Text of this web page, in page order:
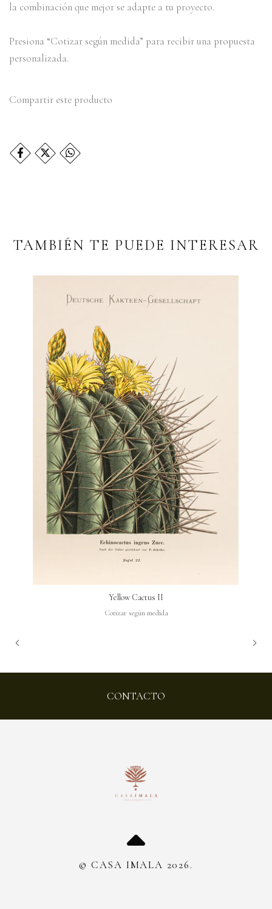
la combinación que mejor se adapte a tu proyecto.
Presiona “Cotizar según medida” para recibir una propuesta
personalizada.
Compartir este producto
TAMBIÉN TE PUEDE INTERESAR
Yellow Cactus II
Cotizar según medida
CONTACTO
© CASA IMALA 2026.